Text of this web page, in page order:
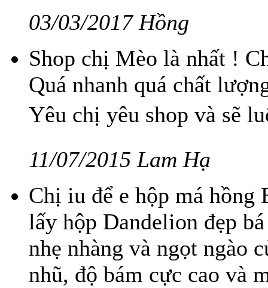
03/03/2017 Hồng
Shop chị Mèo là nhất !
Quá nhanh quá chất
Yêu chị yêu shop và sẽ
11/07/2015 Lam Hạ
Chị iu để e hộp má hồng
lấy hộp Dandelion đẹp
nhẹ nhàng và ngọt ngào
nhũ, độ bám cực cao và